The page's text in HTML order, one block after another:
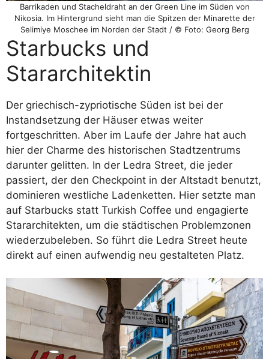
Barrikaden und Stacheldraht an der Green Line im Süden von
Nikosia. Im Hintergrund sieht man die Spitzen der Minarette der
Selimiye Moschee im Norden der Stadt / © Foto: Georg Berg
Starbucks und
Stararchitektin
Der griechisch-zypriotische Süden ist bei der
Instandsetzung der Häuser etwas weiter
fortgeschritten. Aber im Laufe der Jahre hat auch
hier der Charme des historischen Stadtzentrums
darunter gelitten. In der Ledra Street, die jeder
passiert, der den Checkpoint in der Altstadt benutzt,
dominieren westliche Ladenketten. Hier setzte man
auf Starbucks statt Turkish Coffee und engagierte
Stararchitekten, um die städtischen Problemzonen
wiederzubeleben. So führt die Ledra Street heute
direkt auf einen aufwendig neu gestalteten Platz.